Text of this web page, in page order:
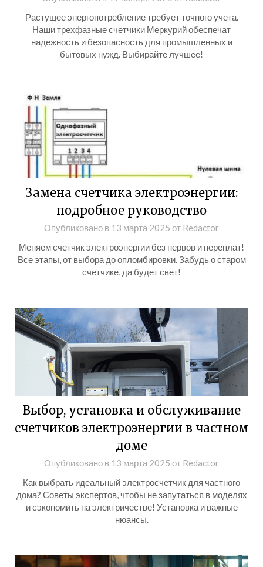
Растущее энергопотребление требует точного учета.
Наши трехфазные счетчики Меркурий обеспечат
надежность и безопасность для промышленных и
бытовых нужд. Выбирайте лучшее!
Замена счетчика электроэнергии:
подробное руководство
Опубликовано в 13 марта 2025 от Redactor
Меняем счетчик электроэнергии без нервов и переплат!
Все этапы, от выбора до опломбировки. Забудь о старом
счетчике, да будет свет!
Выбор, установка и обслуживание
счетчиков электроэнергии в частном
доме
Опубликовано в 13 марта 2025 от Redactor
Как выбрать идеальный электросчетчик для частного
дома? Советы экспертов, чтобы не запутаться в моделях
и сэкономить на электричестве! Установка и важные
нюансы.